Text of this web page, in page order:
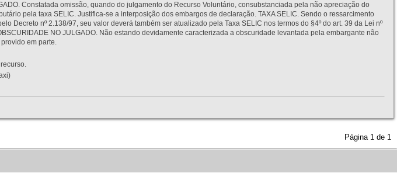
Constatada omissão, quando do julgamento do Recurso Voluntário, consubstanciada pela não apreciação do
pela taxa SELIC. Justifica-se a interposição dos embargos de declaração. TAXA SELIC. Sendo o ressarcimento
Decreto nº 2.138/97, seu valor deverá também ser atualizado pela Taxa SELIC nos termos do §4º do art. 39 da Lei nº
NO JULGADO. Não estando devidamente caracterizada a obscuridade levantada pela embargante não
em parte.
Página 1 de 1